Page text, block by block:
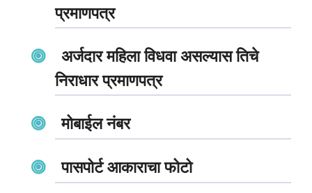
प्रमाणपत्र
अर्जदार महिला विधवा असल्यास तिचे
निराधार प्रमाणपत्र
मोबाईल नंबर
पासपोर्ट आकाराचा फोटो